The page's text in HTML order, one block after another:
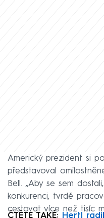
Americký prezident si
představoval
Bell. „Aby se sem
konkurenci, tvrdě
cestovat více než tisíc
ČTĚTE TAKÉ: Hertl